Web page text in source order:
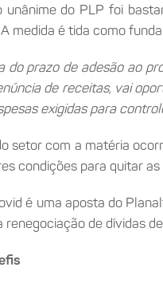
unânime do PLP foi
medida é tida como
do prazo de adesão ao
de receitas, vai
exigidas para
setor com a matéria
condições para quitar
é uma aposta do
renegociação de dívidas